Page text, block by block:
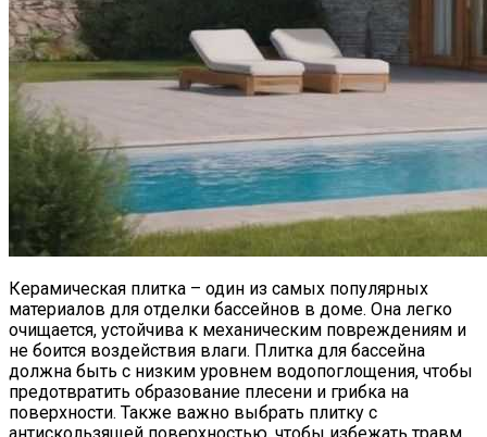
Керамическая плитка – один из самых популярных
материалов для отделки бассейнов в доме. Она легко
очищается, устойчива к механическим повреждениям и
не боится воздействия влаги. Плитка для бассейна
должна быть с низким уровнем водопоглощения, чтобы
предотвратить образование плесени и грибка на
поверхности. Также важно выбрать плитку с